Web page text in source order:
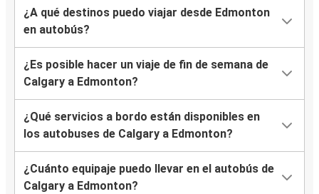
¿A qué destinos puedo viajar desde Edmonton
en autobús?
¿Es posible hacer un viaje de fin de semana de
Calgary a Edmonton?
¿Qué servicios a bordo están disponibles en
los autobuses de Calgary a Edmonton?
¿Cuánto equipaje puedo llevar en el autobús de
Calgary a Edmonton?